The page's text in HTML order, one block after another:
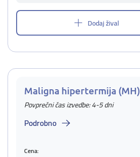
Dodaj žival
Maligna hipertermija (MH)
Povprečni čas izvedbe: 4-5 dni
Podrobno
Cena: